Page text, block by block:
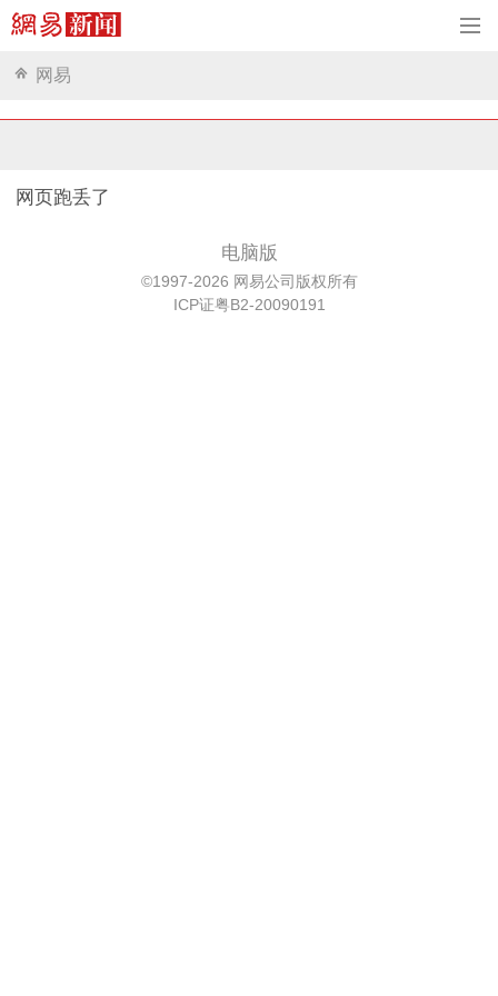
网易
网页跑丢了
电脑版
©1997-2026 网易公司版权所有
ICP证粤B2-20090191